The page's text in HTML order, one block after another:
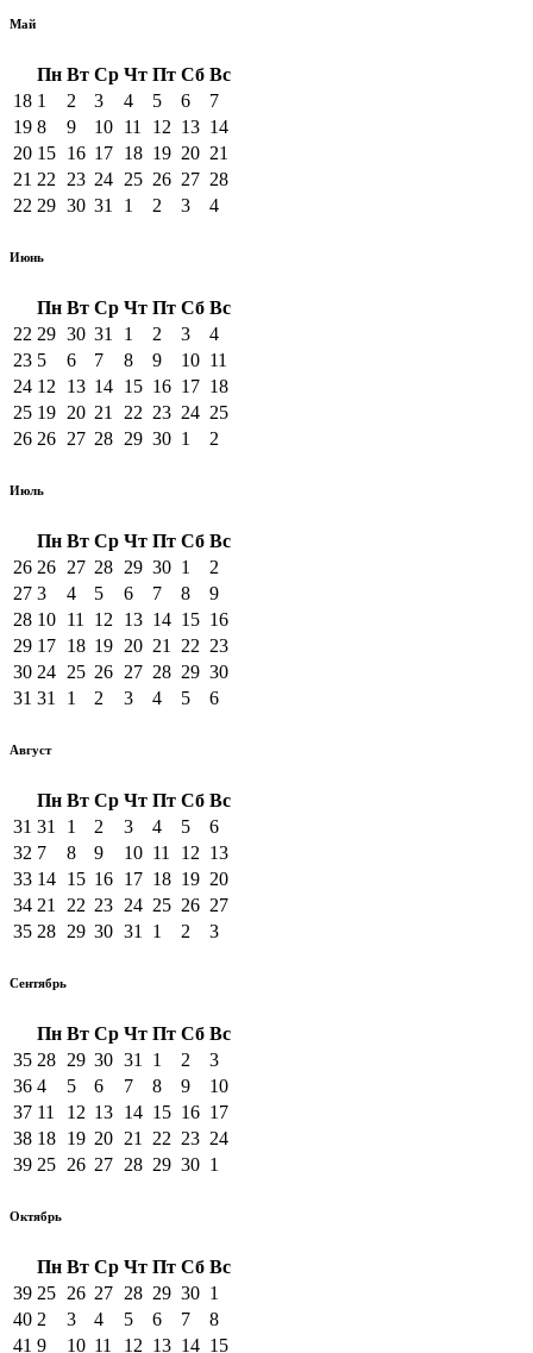
Май
Пн Вт Ср Чт Пт Сб Вс
18 1 2 3 4 5 6
7
19 8 9 10 11 12 13 14
20 15 16 17 18 19 20 21
21 22 23 24 25 26 27 28
22 29 30 31 1 2 3 4
Июнь
Пн Вт Ср Чт Пт Сб Вс
22 29 30 31 1 2 3
4
23 5 6 7 8 9 10 11
24 12 13 14 15 16 17 18
25 19 20 21 22 23 24 25
26 26 27 28 29 30 1 2
Июль
Пн Вт Ср Чт Пт Сб Вс
26 26 27 28 29 30 1
2
27 3 4 5 6 7 8
9
28 10 11 12 13 14 15 16
29 17 18 19 20 21 22 23
30 24 25 26 27 28 29 30
31 31 1 2 3 4 5 6
Август
Пн Вт Ср Чт Пт Сб Вс
31 31 1 2 3 4 5
6
32 7 8 9 10 11 12 13
33 14 15 16 17 18 19 20
34 21 22 23 24 25 26 27
35 28 29 30 31 1 2 3
Сентябрь
Пн Вт Ср Чт Пт Сб Вс
35 28 29 30 31 1 2
3
36 4 5 6 7 8 9
10
37 11 12 13 14 15 16 17
38 18 19 20 21 22 23 24
39 25 26 27 28 29 30 1
Октябрь
Пн Вт Ср Чт Пт Сб Вс
39 25 26 27 28 29 30 1
40 2 3 4 5 6 7
8
41 9 10 11 12 13 14 15